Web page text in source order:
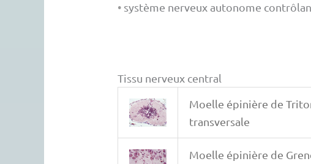
• système nerveux autonome
Tissu nerveux central
Moelle épinière de
transversale
Moelle épinière de